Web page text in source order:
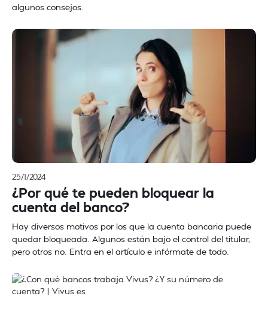
algunos consejos.
25/1/2024
¿Por qué te pueden bloquear la
cuenta del banco?
Hay diversos motivos por los que la cuenta bancaria puede
quedar bloqueada. Algunos están bajo el control del titular,
pero otros no. Entra en el artículo e infórmate de todo.